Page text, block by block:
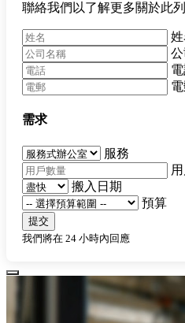
聯絡我們以了解更多關於此
姓
需求
服務
搬入日期
預算
提交
我們將在 24 小時內回應